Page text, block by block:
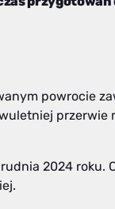
powrocie
przerwie
2024 roku.